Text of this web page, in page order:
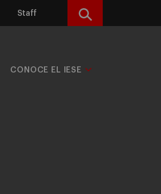
Staff Buscar
CONOCE EL IESE